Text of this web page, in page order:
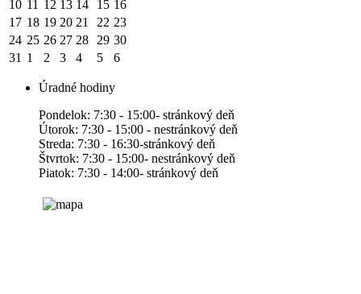
10 11 12 13 14 15 16
17 18 19 20 21 22 23
24 25 26 27 28 29 30
31 1 2 3 4 5 6
Úradné hodiny
Pondelok: 7:30 - 15:00- stránkový deň
Útorok: 7:30 - 15:00 - nestránkový deň
Streda: 7:30 - 16:30-stránkový deň
Štvrtok: 7:30 - 15:00- nestránkový deň
Piatok: 7:30 - 14:00- stránkový deň